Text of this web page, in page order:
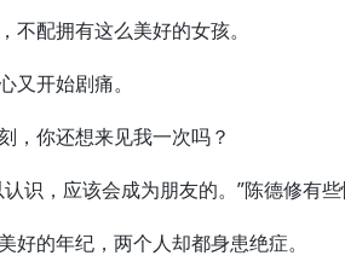
配拥有这么美好的女孩。
开始剧痛。
你还想来见我一次吗？
，应该会成为朋友的。”陈德修有些
的年纪，两个人却都身患绝症。